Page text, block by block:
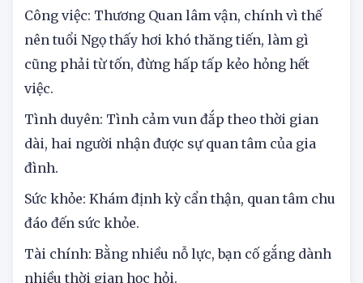
Tử vi tuổi Mùi
Công việc: Thương Quan lâm vận, chính vì thế
nên tuổi Ngọ thấy hơi khó thăng tiến, làm gì
cũng phải từ tốn, đừng hấp tấp kẻo hỏng hết
việc.
Tình duyên: Tình cảm vun đắp theo thời gian
dài, hai người nhận được sự quan tâm của gia
đình.
Sức khỏe: Khám định kỳ cẩn thận, quan tâm chu
đáo đến sức khỏe.